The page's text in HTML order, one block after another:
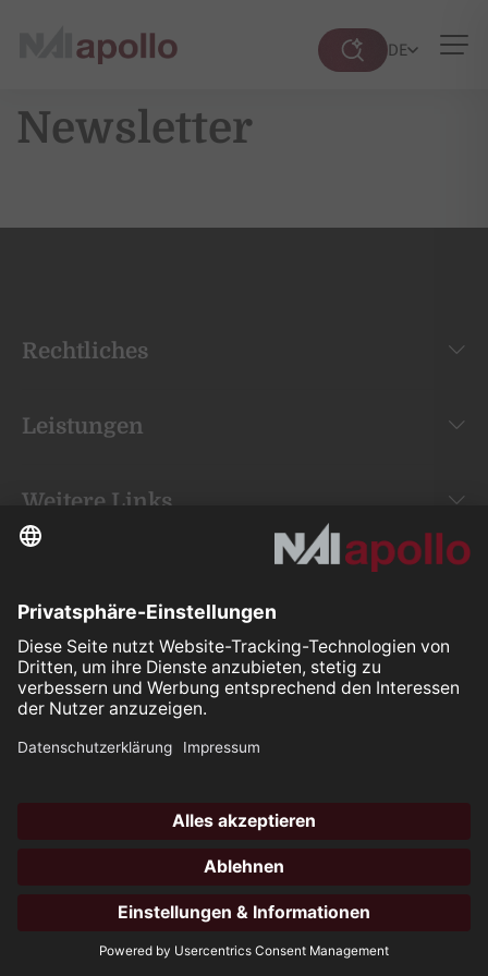
Suche
DE
Newsletter
Rechtliches
Leistungen
Weitere Links
Your space is
our mission.
Folgen Sie uns auf:
All rights reserved ©2026